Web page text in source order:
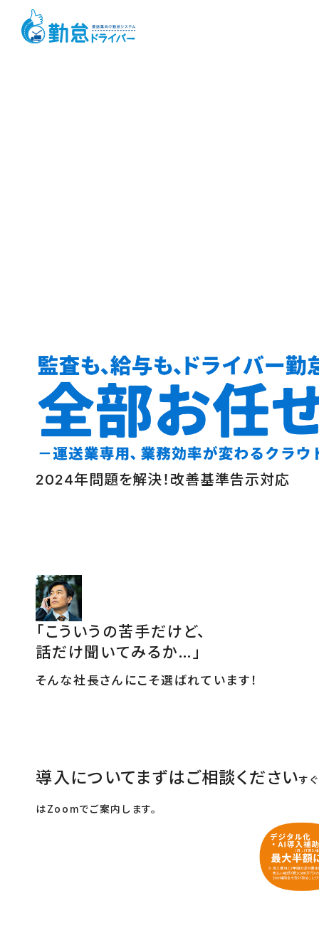
2024年問題を解決！改善基準告示対応
「こういうの苦手だけど、
話だけ聞いてみるか…」
そんな社長さんにこそ選ばれています！
導入についてまずはご相談くださいす
はZoomでご案内します。